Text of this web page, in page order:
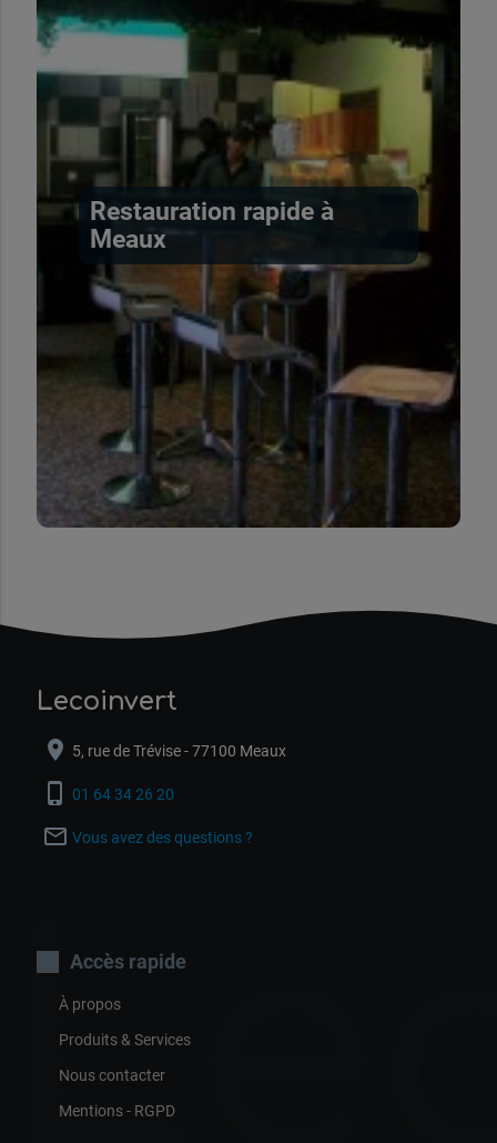
Restauration rapide à
Meaux
Lecoinvert
location_on 5, rue de Trévise - 77100 Meaux
phone_iphone 01 64 34 26 20
mail_outline Vous avez des questions ?
Accès rapide
À propos
Produits & Services
Nous contacter
Mentions - RGPD